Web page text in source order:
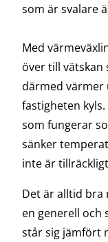
som är svalare
Med
över till
därmed värmer
fastigheten kyls.
som fungerar
sänker
inte är
Det är alltid bra
en generell och
står sig jämfört